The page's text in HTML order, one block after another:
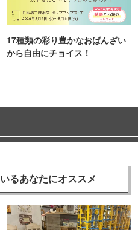
17種類の彩り豊かなおばんざい
から自由にチョイス！
るあなたにオススメ